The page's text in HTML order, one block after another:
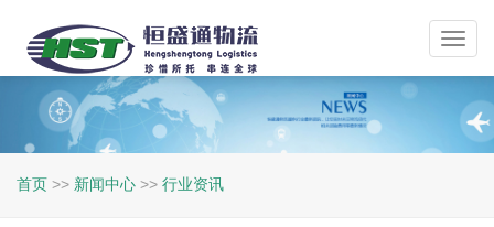
首页 >> 新闻中心 >> 行业资讯